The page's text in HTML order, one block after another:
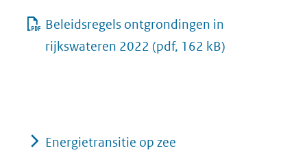
Beleidsregels ontgrondingen in
rijkswateren 2022 (pdf, 162 kB)
Energietransitie op zee